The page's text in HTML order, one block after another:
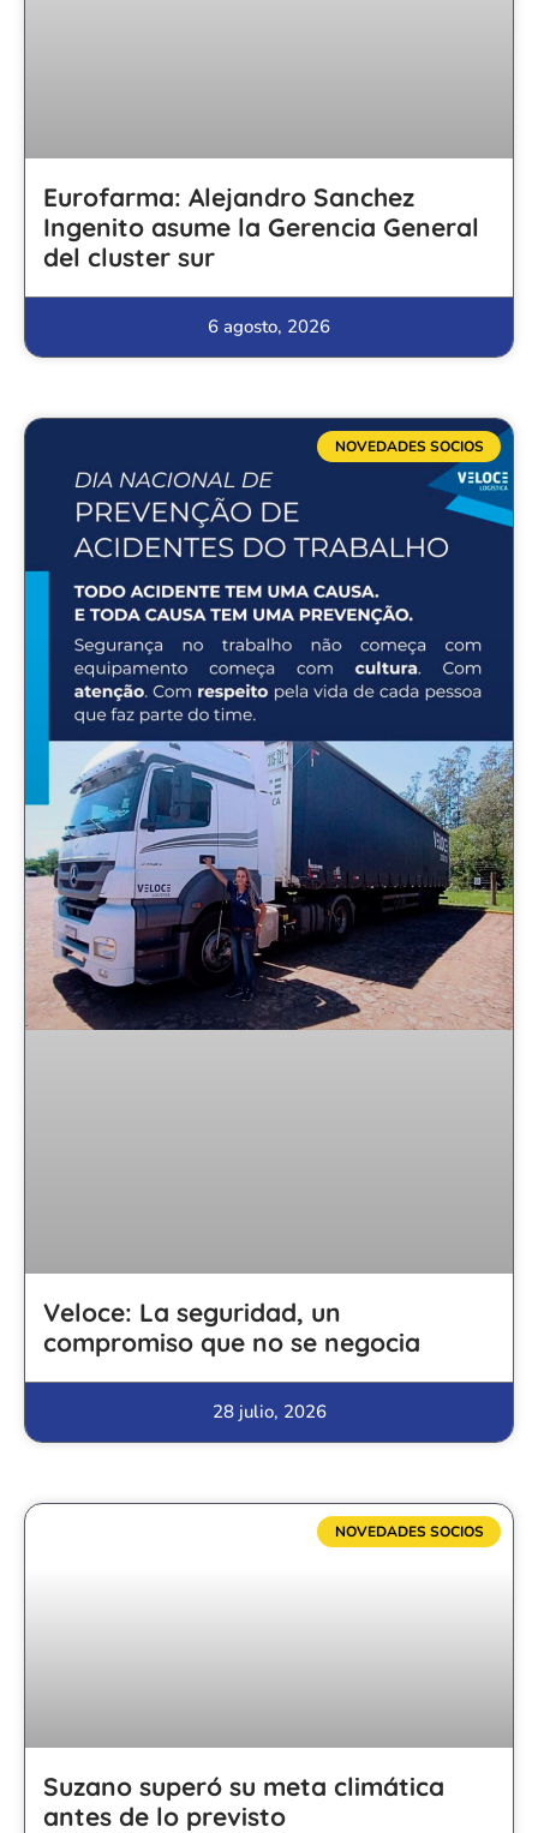
Eurofarma: Alejandro Sanchez
Ingenito asume la Gerencia General
del cluster sur
6 agosto, 2026
NOVEDADES SOCIOS
Veloce: La seguridad, un
compromiso que no se negocia
28 julio, 2026
NOVEDADES SOCIOS
Suzano superó su meta climática
antes de lo previsto